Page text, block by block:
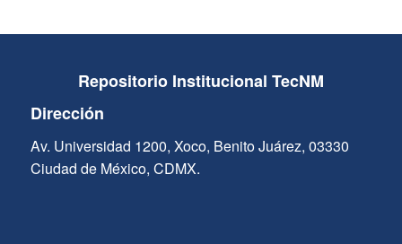
Repositorio Institucional TecNM
Dirección
Av. Universidad 1200, Xoco, Benito Juárez, 03330
Ciudad de México, CDMX.